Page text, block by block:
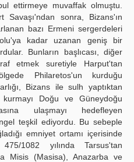
ettirmeye muvaffak olmuştu.
sonra, Bizans'ın
bazı Ermeni sergerdeleri
kadar uzanan geniş bir
Bunların başlıcası, diğer
etmek suretiyle Harput'tan
Philaretos'un kurduğu
Bizans ile sulh yaptıktan
Doğu ve Güneydoğu
ulaşmayı hedefleyen
teşkil ediyordu. Bu sebeple
emniyet ortamı içerisinde
1082 yılında Tarsus'tan
Misis (Masisa), Anazarba ve